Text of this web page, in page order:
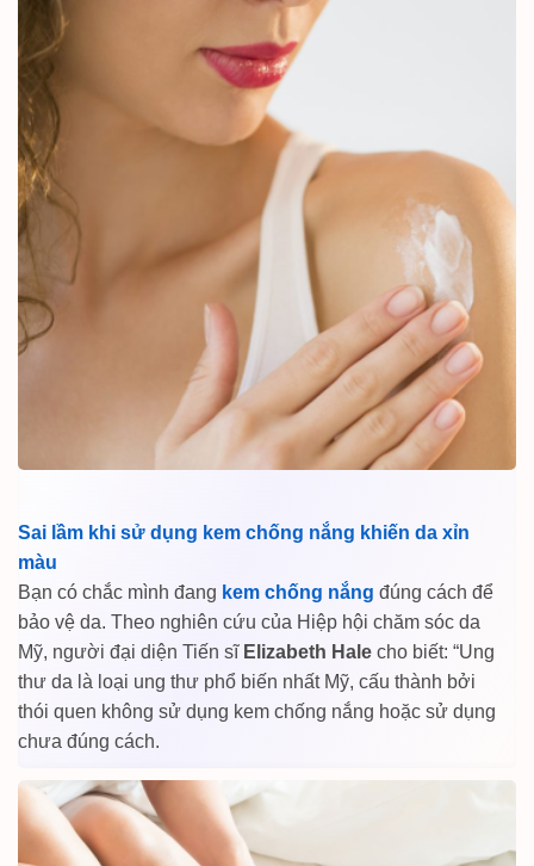
Sai lầm khi sử dụng kem chống nắng khiến da xỉn
màu
Bạn có chắc mình đang kem chống nắng đúng cách để
bảo vệ da. Theo nghiên cứu của Hiệp hội chăm sóc da
Mỹ, người đại diện Tiến sĩ Elizabeth Hale cho biết: “Ung
thư da là loại ung thư phổ biến nhất Mỹ, cấu thành bởi
thói quen không sử dụng kem chống nắng hoặc sử dụng
chưa đúng cách.